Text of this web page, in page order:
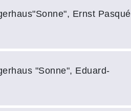
Ernst Pasqué
"Sonne", Eduard-